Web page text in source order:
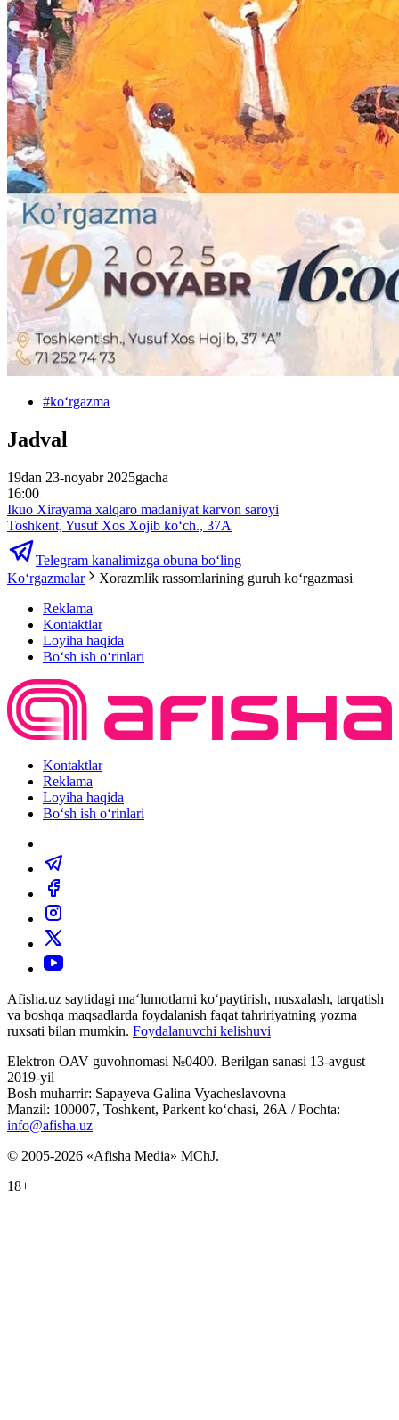
#koʻrgazma
Jadval
19dan 23-noyabr 2025gacha
16:00
Ikuo Xirayama xalqaro madaniyat karvon saroyi
Toshkent, Yusuf Xos Xojib ko‘ch., 37A
Telegram kanalimizga obuna bo‘ling
Ko‘rgazmalar
Xorazmlik rassomlarining guruh koʻrgazmasi
Reklama
Kontaktlar
Loyiha haqida
Bo‘sh ish o‘rinlari
Kontaktlar
Reklama
Loyiha haqida
Bo‘sh ish o‘rinlari
Afisha.uz saytidagi ma‘lumotlarni ko‘paytirish, nusxalash, tarqatish
va boshqa maqsadlarda foydalanish faqat tahririyatning yozma
ruxsati bilan mumkin. Foydalanuvchi kelishuvi
Elektron OAV guvohnomasi №0400. Berilgan sanasi 13-avgust
2019-yil
Bosh muharrir: Sapayeva Galina Vyacheslavovna
Manzil: 100007, Toshkent, Parkent ko‘chasi, 26А / Pochta:
info@afisha.uz
© 2005-2026 «Afisha Media» MChJ.
18+